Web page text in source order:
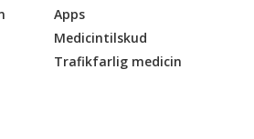
Apps
Medicintilskud
Trafikfarlig medicin